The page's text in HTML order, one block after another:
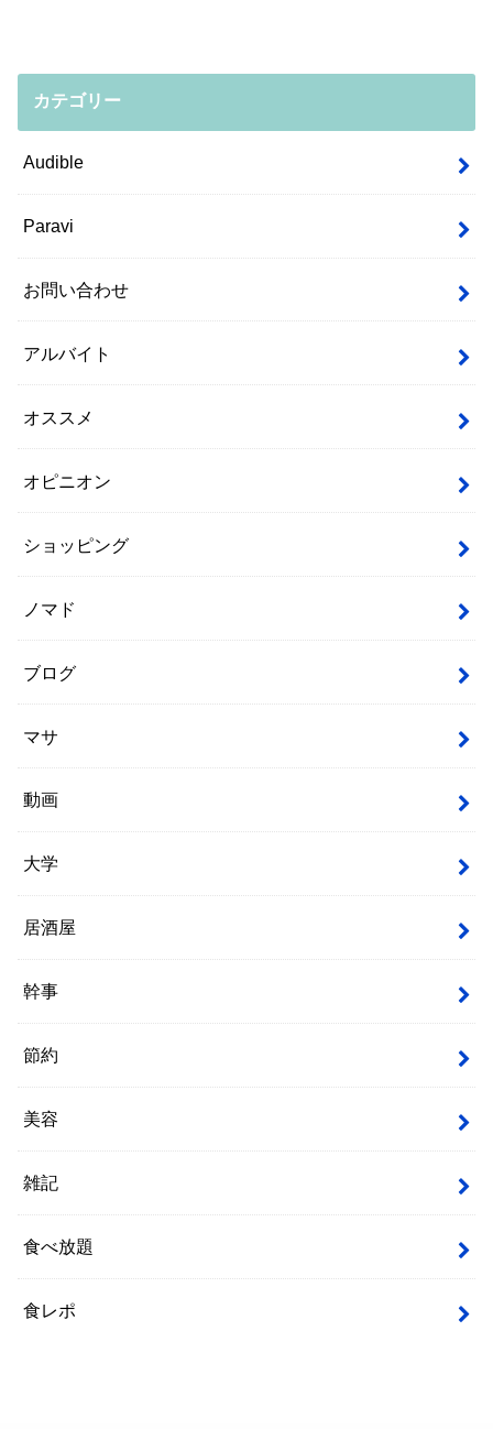
カテゴリー
Audible
Paravi
お問い合わせ
アルバイト
オススメ
オピニオン
ショッピング
ノマド
ブログ
マサ
動画
大学
居酒屋
幹事
節約
美容
雑記
食べ放題
食レポ